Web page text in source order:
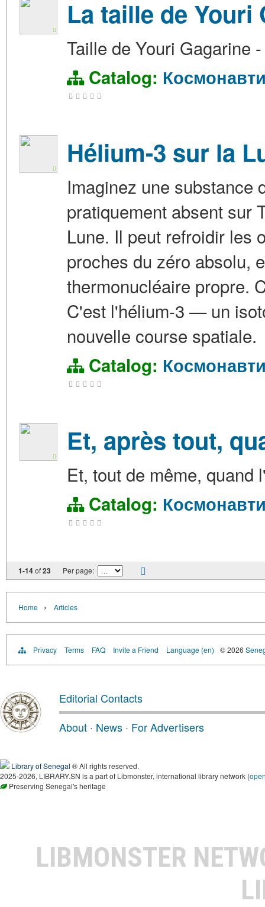
La taille de Youri
Taille de Youri Gagarine
Catalog:
Hélium-3 sur la
Imaginez une substance
pratiquement absent sur
Lune. Il peut refroidir les
proches du zéro absolu,
thermonucléaire propre.
C'est l'hélium-3 — un
nouvelle course spatiale.
Catalog:
Et, après tout,
Et, tout de même,
Catalog:
1-14of23 Per page:
Home › Articles
Privacy Terms FAQ Invite a Friend Language (en) © 2026
Editorial Contacts
About · News · For Advertisers
Library of Senegal ® All rights reserved.
2025-2026, LIBRARY.SN is a part of Libmonster, international library network (
Preserving Senegal's heritage
LIBMONSTER